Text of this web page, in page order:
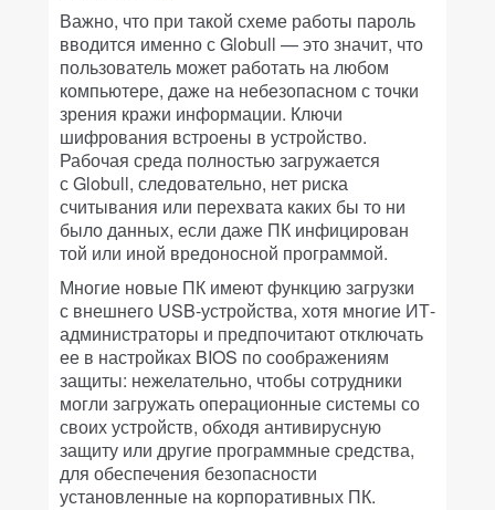
Важно, что при такой схеме работы пароль
вводится именно с Globull — это значит, что
пользователь может работать на любом
компьютере, даже на небезопасном с точки
зрения кражи информации. Ключи
шифрования встроены в устройство.
Рабочая среда полностью загружается
с Globull, следовательно, нет риска
считывания или перехвата каких бы то ни
было данных, если даже ПК инфицирован
той или иной вредоносной программой.
Многие новые ПК имеют функцию загрузки
с внешнего USB-устройства, хотя многие ИТ-
администраторы и предпочитают отключать
ее в настройках BIOS по соображениям
защиты: нежелательно, чтобы сотрудники
могли загружать операционные системы со
своих устройств, обходя антивирусную
защиту или другие программные средства,
для обеспечения безопасности
установленные на корпоративных ПК.